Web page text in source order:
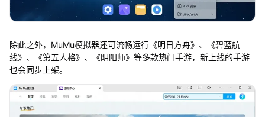
除此之外，MuMu模拟器还可流畅运行《明日方舟》、《碧蓝航
线》、《第五人格》、《阴阳师》等多款热门手游，新上线的手游
也会同步上架。